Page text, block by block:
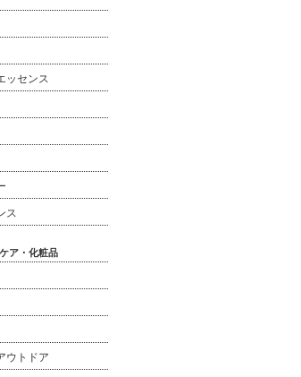
ッセンス
ス
ア・化粧品
ウトドア